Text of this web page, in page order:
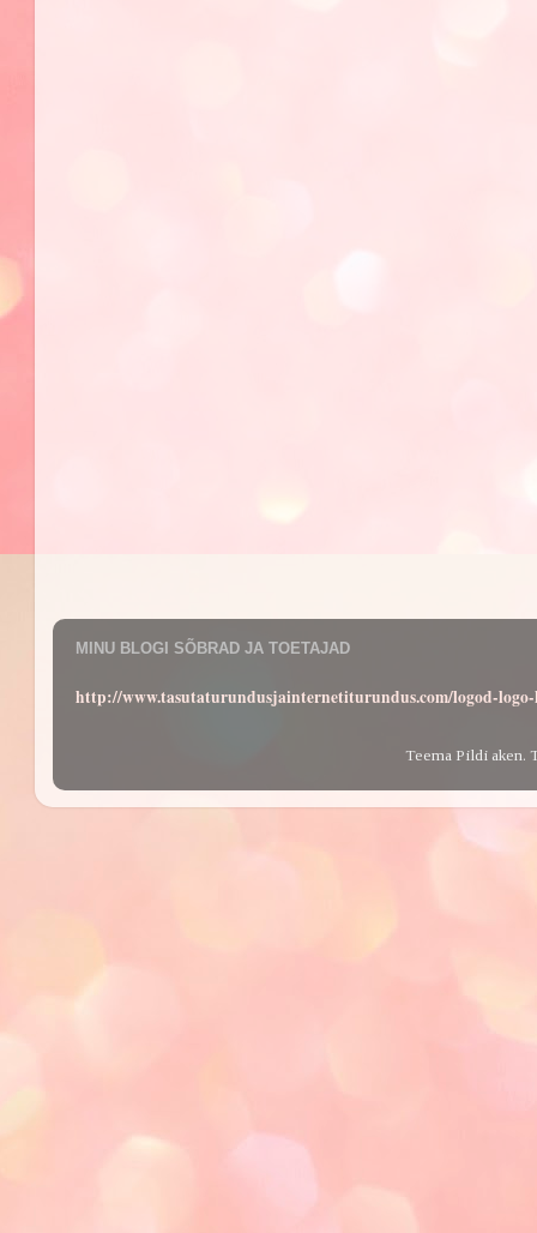
MINU BLOGI SÕBRAD JA TOETAJAD
http://www.tasutaturundusjainternetiturundus.com/logod-
Teema Pildi aken.